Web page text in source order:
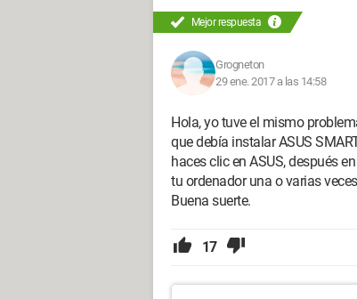
Mejor respuesta
Grogneton
29 ene. 2017 a las 14:58
Hola, yo tuve el mismo
que debía instalar ASUS
haces clic en ASUS, después
tu ordenador una o varias
Buena suerte.
17